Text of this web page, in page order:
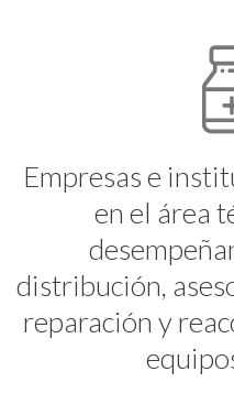
Empresas e
en el área
distribución,
reparación y